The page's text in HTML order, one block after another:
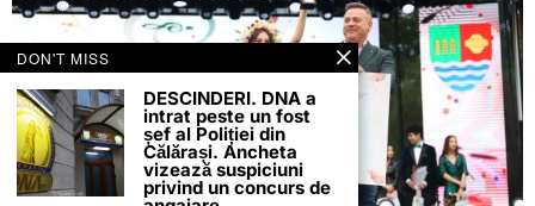
DON'T MISS
DESCINDERI. DNA a
intrat peste un fost
șef al Poliției din
Călărași. Ancheta
vizează suspiciuni
privind un concurs de